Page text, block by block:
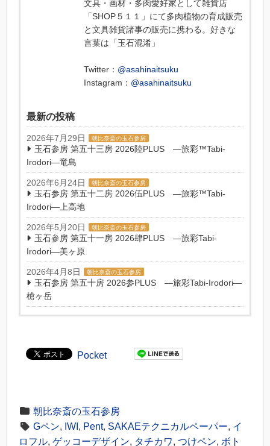
文具・画材・多肉愛好家として雑貨店
「SHOP５１１」にて多肉植物の育成販売
と文具雑貨諸事の販売に携わる。好きな
言葉は「玉石混淆」
Twitter： @asahinaitsuku
Instagram： @asahinaitsuku
最新の投稿
2026年7月29日 朝比奈斎の玉石参房
玉石参房 第五十三房 2026陸PLUS ―旅彩™Tabi-
Irodori―竜島
2026年6月24日 朝比奈斎の玉石参房
玉石参房 第五十二房 2026伍PLUS ―旅彩™Tabi-
Irodori―上高地
2026年5月20日 朝比奈斎の玉石参房
玉石参房 第五十一房 2026肆PLUS ―旅彩Tabi-
Irodori―美ヶ原
2026年4月8日 朝比奈斎の玉石参房
玉石参房 第五十房 2026参PLUS ―旅彩Tabi-Irodori―
槍ヶ岳
Pocket
朝比奈斎の玉石参房
Gペン, IWI , Pent, SAKAEテクニカルペーパー, イ
ロフル, ゲッコーデザイン, タチカワ, つけペン, ボト